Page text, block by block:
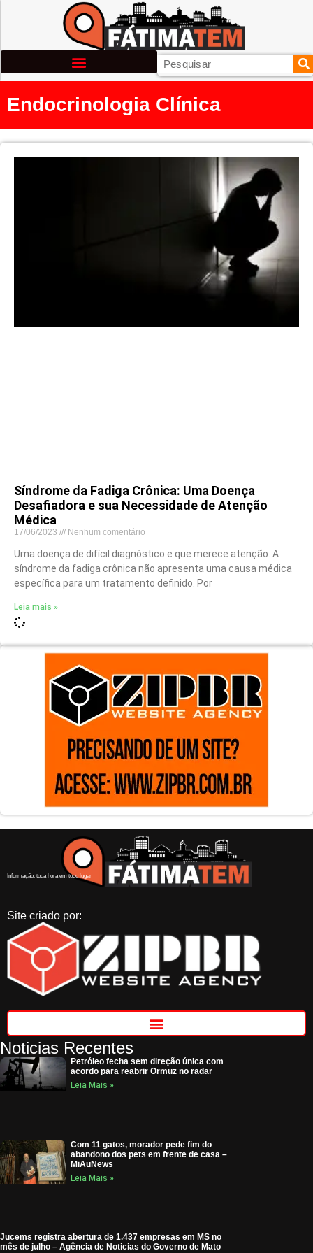
Endocrinologia Clínica
Síndrome da Fadiga Crônica: Uma Doença
Desafiadora e sua Necessidade de Atenção
Médica
17/06/2023 Nenhum comentário
Uma doença de difícil diagnóstico e que merece atenção. A
síndrome da fadiga crônica não apresenta uma causa médica
específica para um tratamento definido. Por
Leia mais »
Informação, toda hora em todo lugar
Site criado por:
Noticias Recentes
Petróleo fecha sem direção única com
acordo para reabrir Ormuz no radar
Leia Mais »
Com 11 gatos, morador pede fim do
abandono dos pets em frente de casa –
MiAuNews
Leia Mais »
Jucems registra abertura de 1.437 empresas em MS no
mês de julho – Agência de Noticias do Governo de Mato